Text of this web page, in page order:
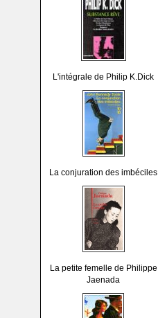
L'intégrale de Philip K.Dick
La conjuration des imbéciles
La petite femelle de Philippe
Jaenada